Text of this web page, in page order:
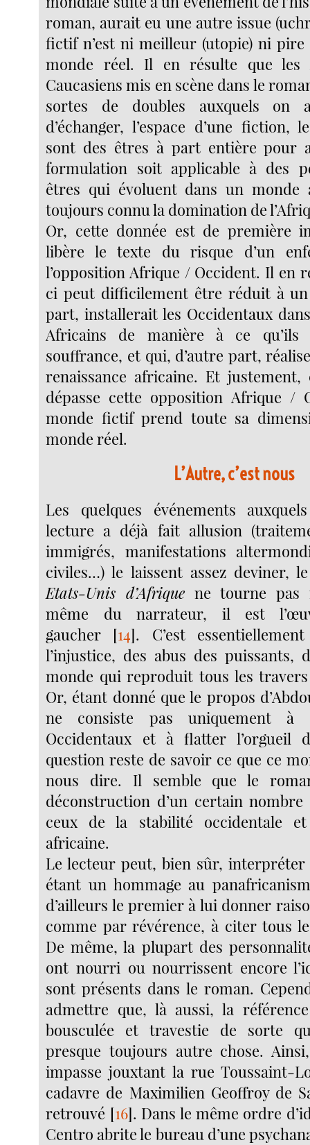
roman, aurait eu une autre issue
fictif n’est ni meilleur (utopie) ni pire
monde réel. Il en résulte que les
Caucasiens mis en scène dans le
sortes de doubles auxquels on
d’échanger, l’espace d’une fiction,
sont des êtres à part entière pour
formulation soit applicable à des
êtres qui évoluent dans un monde
toujours connu la domination de
Or, cette donnée est de première
libère le texte du risque d’un
l’opposition Afrique / Occident. Il en
ci peut difficilement être réduit à
part, installerait les Occidentaux
Africains de manière à ce qu’ils
souffrance, et qui, d’autre part,
renaissance africaine. Et justement,
dépasse cette opposition Afrique /
monde fictif prend toute sa
monde réel.
L’Autre, c’est nous
Les quelques événements
lecture a déjà fait allusion
immigrés, manifestations
civiles…) le laissent assez deviner,
Etats-Unis d’Afriquene tourne pas
même du narrateur, il est
gaucher [14]. C’est
l’injustice, des abus des puissants,
monde qui reproduit tous les
Or, étant donné que le propos
ne consiste pas uniquement à
Occidentaux et à flatter l’orgueil
question reste de savoir ce que ce
nous dire. Il semble que le
déconstruction d’un certain
ceux de la stabilité occidentale et
africaine.
Le lecteur peut, bien sûr, interpréter
étant un hommage au
d’ailleurs le premier à lui donner
comme par révérence, à citer tous
De même, la plupart des
ont nourri ou nourrissent encore
sont présents dans le roman.
admettre que, là aussi, la
bousculée et travestie de sorte
presque toujours autre chose.
impasse jouxtant la rue Toussaint-
cadavre de Maximilien Geoffroy de
retrouvé [16]. Dans le même ordre
Centro abrite le bureau d’une